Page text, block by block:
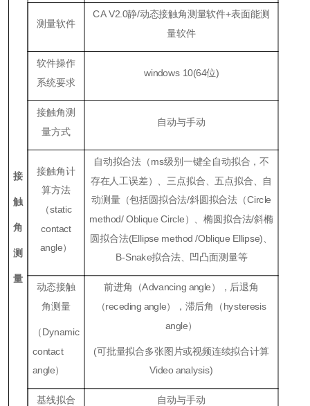
接
触
角
测
量
测量软件
CA V2.0静/动态接触角测量软件+表面能测
量软件
软件操作
系统要求
windows 10(64位)
接触角测
量方式
自动与手动
接触角计
算方法
（static
contact
angle）
自动拟合法（ms级别一键全自动拟合，不
存在人工误差）、三点拟合、五点拟合、自
动测量（包括圆拟合法/斜圆拟合法（Circle
method/ Oblique Circle）、椭圆拟合法/斜椭
圆拟合法(Ellipse method /Oblique Ellipse)、
B-Snake拟合法、凹凸面测量等
动态接触
角测量
（Dynamic
contact
angle）
前进角（Advancing angle），后退角
（receding angle），滞后角（hysteresis
angle）
(可批量拟合多张图片或视频连续拟合计算
Video analysis)
基线拟合 自动与手动